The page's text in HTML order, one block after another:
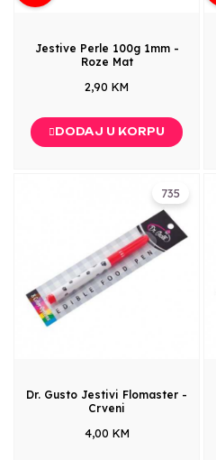
Jestive Perle 100g 1mm -
Roze Mat
2,90 KM
DODAJ U KORPU
735
Dr. Gusto Jestivi Flomaster -
Crveni
4,00 KM